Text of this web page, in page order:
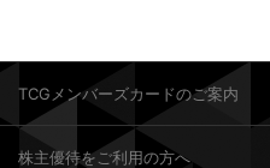
TCGメンバーズカードのご案内
株主優待をご利用の方へ